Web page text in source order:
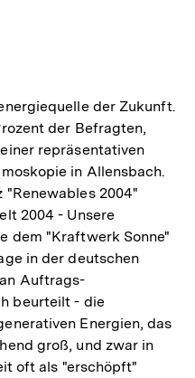
der Zukunft.
der Befragten,
repräsentativen
in Allensbach.
"Renewables 2004"
2004 - Unsere
dem "Kraftwerk Sonne"
in der deutschen
Auftrags-
beurteilt - die
Energien, das
groß, und zwar in
oft als "erschöpft"